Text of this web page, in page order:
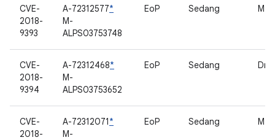
CVE-
2018-
9393
A-72312577*
M-
ALPS03753748
EoP Sedang
CVE-
2018-
9394
A-72312468*
M-
ALPS03753652
EoP Sedang
CVE-
2018-
A-72312071*
M-
EoP Sedang